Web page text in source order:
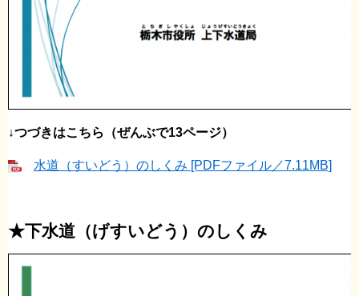
↓つづきはこちら（ぜんぶで13ページ）
水道（すいどう）のしくみ [PDFファイル／7.11MB]
★下水道（げすいどう）のしくみ